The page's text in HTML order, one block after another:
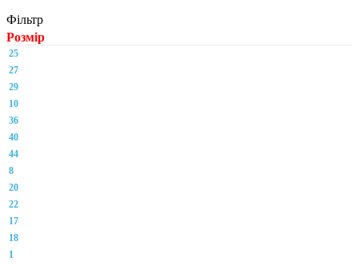
Фільтр
Розмір
25
27
29
10
36
40
44
8
20
22
17
18
1